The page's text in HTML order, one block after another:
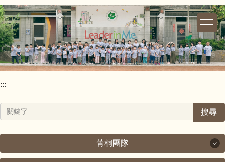
跳
到
主
要
內
容
:::
搜尋
菁桐團隊